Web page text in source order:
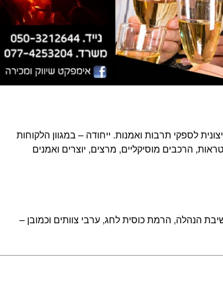
לספקי תרבות ואמנות. ייחודה – במגוון הלקוחות
הרכבים מוסיקליים, מרצים, יוצרים ואמנים
הנהלה, הרמת כוסית לחג, ערבי צוותים וכמובן –